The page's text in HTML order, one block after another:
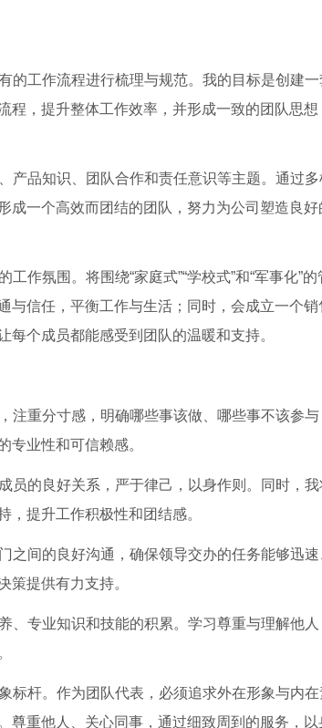
的工作流程进行梳理与规范。我的目标是创建
，提升整体工作效率，并形成一致的团队思想
产品知识、团队合作和责任意识等主题。通过
一个高效而团结的团队，努力为公司塑造良好
作氛围。将围绕“家庭式”“学校式”和“军事化”的
与信任，平衡工作与生活；同时，会成立一个销
个成员都能感受到团队的温暖和支持。
注重分寸感，明确哪些事该做、哪些事不该参
专业性和可信赖感。
员的良好关系，严于律己，以身作则。同时，
提升工作积极性和团结感。
之间的良好沟通，确保领导交办的任务能够迅
策提供有力支持。
、专业知识和技能的积累。学习尊重与理解他人
标杆。作为团队代表，必须追求外在形象与内
尊重他人、关心同事，通过细致周到的服务，